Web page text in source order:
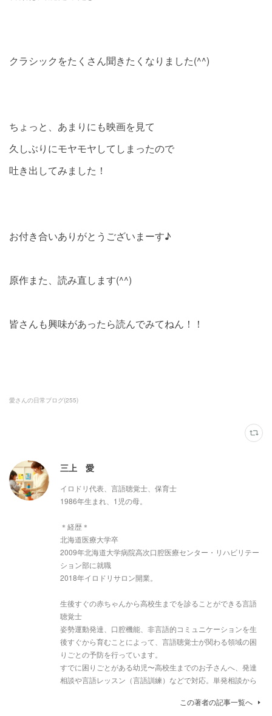
クラシックをたくさん聞きたくなりました(^^)
ちょっと、あまりにも映画を見て
久しぶりにモヤモヤしてしまったので
吐き出してみました！
お付き合いありがとうございまーす♪
原作また、読み直します(^^)
皆さんも興味があったら読んでみてねん！！
愛さんの日常ブログ(255)
三上 愛
イロドリ代表、言語聴覚士、保育士
1986年生まれ、1児の母。
＊経歴＊
北海道医療大学卒
2009年北海道大学病院高次口腔医療センター・リハビリテー
ション部に就職
2018年イロドリサロン開業。
生後すぐの赤ちゃんから高校生までを診ることができる言語
聴覚士
姿勢運動発達、口腔機能、非言語的コミュニケーションを生
後すぐから育むことによって、言語聴覚士が関わる領域の困
りごとの予防を行っています。
すでに困りごとがある幼児〜高校生までのお子さんへ、発達
相談や言語レッスン（言語訓練）などで対応。単発相談から
この著者の記事一覧へ